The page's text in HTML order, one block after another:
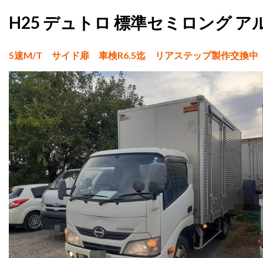
H25 デュトロ 標準セミロング ア
5速M/T サイド扉 車検R6.5迄 リアステップ製作交換中